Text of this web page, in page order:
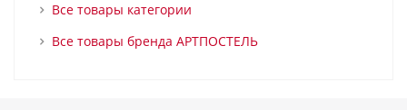
Все товары категории
Все товары бренда АРТПОСТЕЛЬ